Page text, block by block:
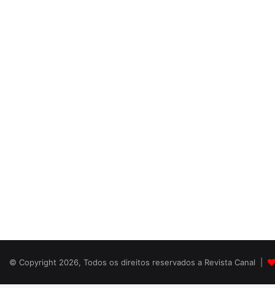
© Copyright 2026, Todos os direitos reservados a Revista Canal |